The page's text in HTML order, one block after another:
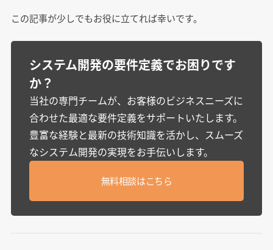
この記事が少しでもお役に立てれば幸いです。
システム開発の要件定義でお困りです
か？
当社の専門チームが、お客様のビジネスニーズに
合わせた最適な要件定義をサポートいたします。
豊富な経験と最新の技術知識を活かし、スムーズ
なシステム開発の実現をお手伝いします。
無料相談はこちら